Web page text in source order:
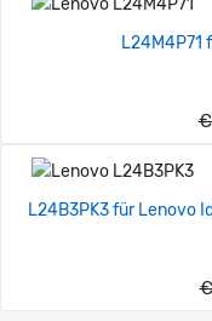
L24M4P71
L24B3PK3 für Lenovo